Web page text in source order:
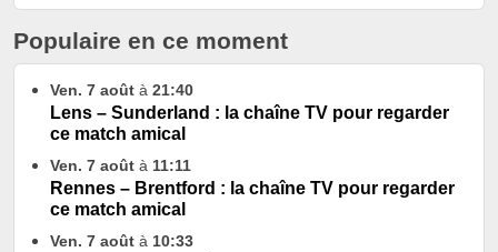
Populaire en ce moment
Ven. 7 août à 21:40
Lens – Sunderland : la chaîne TV pour regarder
ce match amical
Ven. 7 août à 11:11
Rennes – Brentford : la chaîne TV pour regarder
ce match amical
Ven. 7 août à 10:33